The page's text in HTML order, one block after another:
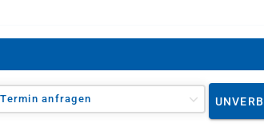
Termin anfragen